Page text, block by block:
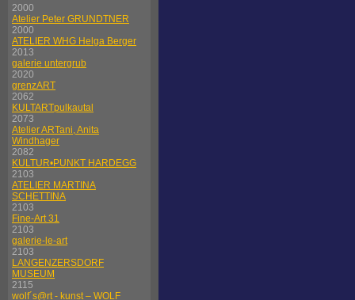
2000
Atelier Peter GRUNDTNER
2000
ATELIER WHG Helga Berger
2013
galerie untergrub
2020
grenzART
2062
KULTARTpulkautal
2073
Atelier ARTani, Anita
Windhager
2082
KULTUR•PUNKT HARDEGG
2103
ATELIER MARTINA
SCHETTINA
2103
Fine-Art 31
2103
galerie-le-art
2103
LANGENZERSDORF
MUSEUM
2115
wolf´s@rt - kunst – WOLF